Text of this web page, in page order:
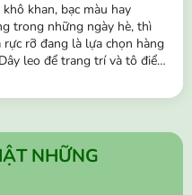
khan, bạc màu hay
trong những ngày hè, thì
rỡ đang là lựa chọn hàng
leo để trang trí và tô điểm
công,… vô cùng sinh động,
NHỮNG